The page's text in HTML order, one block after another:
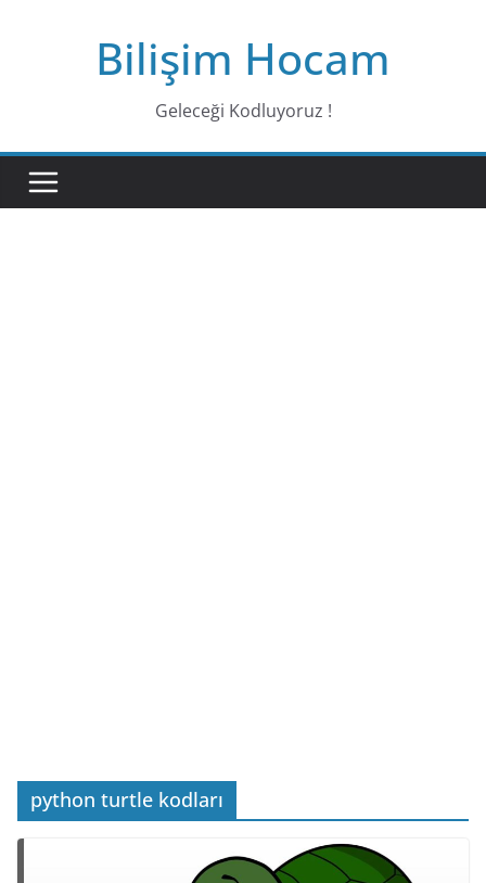
Bilişim Hocam
Geleceği Kodluyoruz !
python turtle kodları